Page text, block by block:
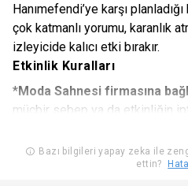
Hanımefendi’ye karşı
çok katmanlı yorumu, karanlık
izleyicide kalıcı etki bırakır.
Etkinlik Kuralları
*Moda Sahnesi firmasına
mücbir sebep ya da etkinliğin
saat önceye kadar, Biletinial
ederiz, aksi takdirde biletinizin
Bazı bilgileri yapay zeka ile
ettin?